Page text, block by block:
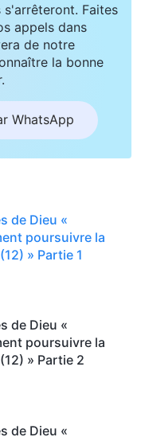
s'arrêteront. Faites
appels dans
de notre
la bonne
WhatsApp
de Dieu «
poursuivre la
» Partie 1
de Dieu «
poursuivre la
» Partie 2
de Dieu «